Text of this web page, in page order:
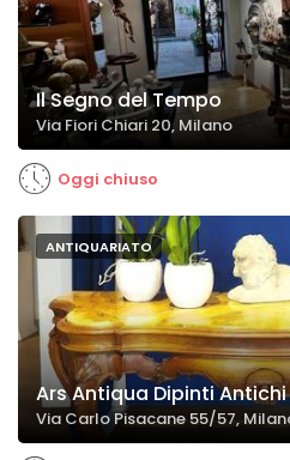
Il Segno del Tempo
Via Fiori Chiari 20, Milano
Oggi chiuso
ANTIQUARIATO
Ars Antiqua Dipinti
Via Carlo Pisacane 55/57,